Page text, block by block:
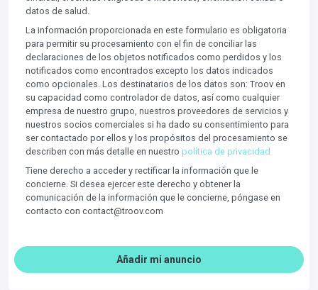
datos de salud.
La información proporcionada en este formulario es obligatoria
para permitir su procesamiento con el fin de conciliar las
declaraciones de los objetos notificados como perdidos y los
notificados como encontrados excepto los datos indicados
como opcionales. Los destinatarios de los datos son: Troov en
su capacidad como controlador de datos, así como cualquier
empresa de nuestro grupo, nuestros proveedores de servicios y
nuestros socios comerciales si ha dado su consentimiento para
ser contactado por ellos y los propósitos del procesamiento se
describen con más detalle en nuestro política de privacidad.
Tiene derecho a acceder y rectificar la información que le
concierne. Si desea ejercer este derecho y obtener la
comunicación de la información que le concierne, póngase en
contacto con contact@troov.com
Añadir mi anuncio